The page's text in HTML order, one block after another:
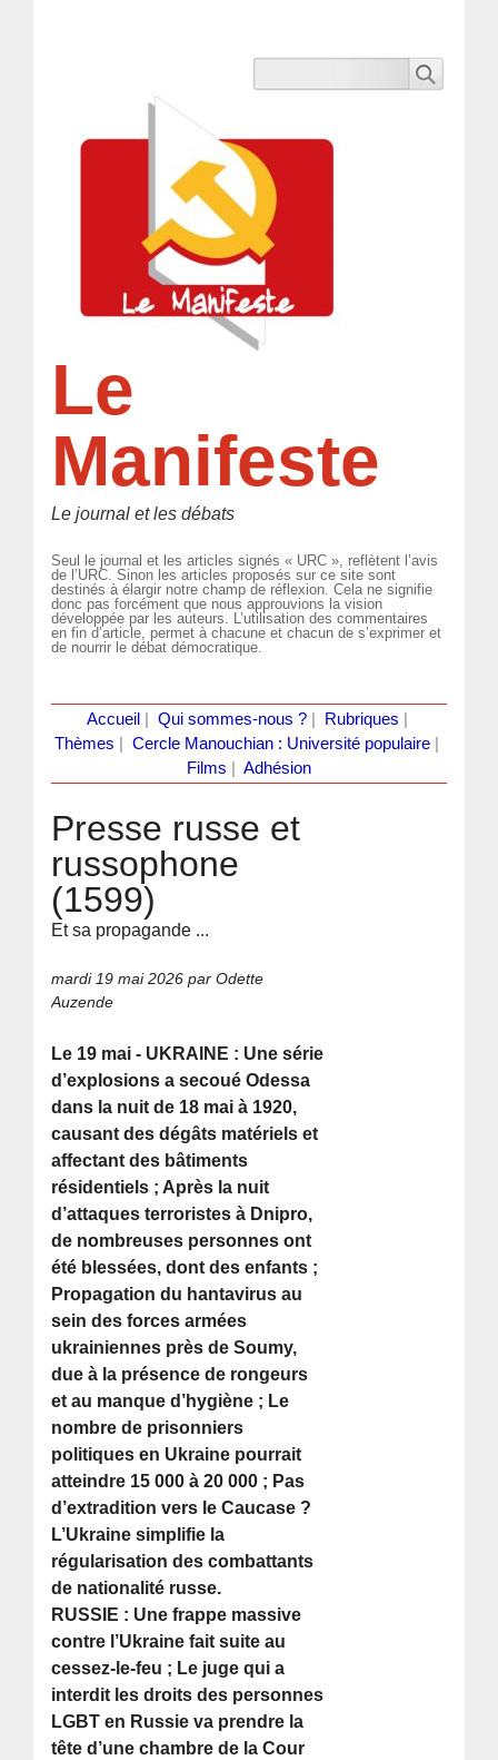
Le
Manifeste
Le journal et les débats
Seul le journal et les articles signés « URC », reflètent l’avis
de l’URC. Sinon les articles proposés sur ce site sont
destinés à élargir notre champ de réflexion. Cela ne signifie
donc pas forcément que nous approuvions la vision
développée par les auteurs. L’utilisation des commentaires
en fin d’article, permet à chacune et chacun de s’exprimer et
de nourrir le débat démocratique.
Accueil Qui sommes-nous ?| Rubriques
Thèmes
Cercle Manouchian : Université populaire
Films
Adhésion
Presse russe et
russophone
(1599)
Et sa propagande ...
mardi 19 mai 2026 par Odette
Auzende
Le 19 mai - UKRAINE : Une série
d’explosions a secoué Odessa
dans la nuit de 18 mai à 1920,
causant des dégâts matériels et
affectant des bâtiments
résidentiels ; Après la nuit
d’attaques terroristes à Dnipro,
de nombreuses personnes ont
été blessées, dont des enfants ;
Propagation du hantavirus au
sein des forces armées
ukrainiennes près de Soumy,
due à la présence de rongeurs
et au manque d’hygiène ; Le
nombre de prisonniers
politiques en Ukraine pourrait
atteindre 15 000 à 20 000 ; Pas
d’extradition vers le Caucase ?
L’Ukraine simplifie la
régularisation des combattants
de nationalité russe.
RUSSIE : Une frappe massive
contre l’Ukraine fait suite au
cessez-le-feu ; Le juge qui a
interdit les droits des personnes
LGBT en Russie va prendre la
tête d’une chambre de la Cour